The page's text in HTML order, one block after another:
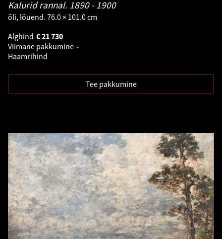
Kalurid rannal. 1890 - 1900
õli, lõuend. 76.0 × 101.0 cm
Alghind
21 730
€
Viimane pakkumine -
Haamrihind
Tee pakkumine